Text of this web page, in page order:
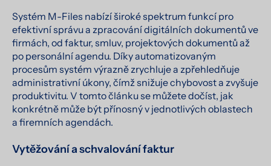
Systém M-Files nabízí široké spektrum funkcí pro
efektivní správu a zpracování digitálních dokumentů ve
firmách, od faktur, smluv, projektových dokumentů až
po personální agendu. Díky automatizovaným
procesům systém výrazně zrychluje a zpřehledňuje
administrativní úkony, čímž snižuje chybovost a zvyšuje
produktivitu. V tomto článku se můžete dočíst, jak
konkrétně může být přínosný v jednotlivých oblastech
a firemních agendách.
Vytěžování a schvalování faktur